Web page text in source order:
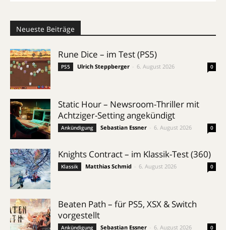
Neueste Beiträge
Rune Dice – im Test (PS5)
PS5 Ulrich Steppberger 6. August 2026 0
Static Hour – Newsroom-Thriller mit
Achtziger-Setting angekündigt
Ankündigung Sebastian Essner 6. August 2026 0
Knights Contract – im Klassik-Test (360)
Klassik Matthias Schmid 6. August 2026 0
Beaten Path – für PS5, XSX & Switch
vorgestellt
Ankündigung Sebastian Essner 6. August 2026 0